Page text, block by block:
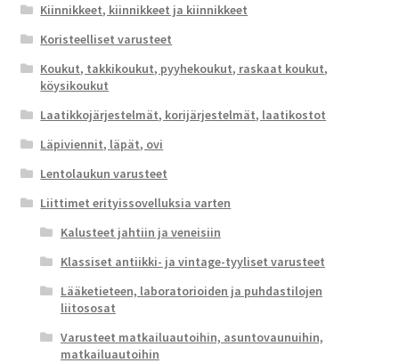
Kiinnikkeet, kiinnikkeet ja kiinnikkeet
Koristeelliset varusteet
Koukut, takkikoukut, pyyhekoukut, raskaat koukut,
köysikoukut
Laatikkojärjestelmät, korijärjestelmät, laatikostot
Läpiviennit, läpät, ovi
Lentolaukun varusteet
Liittimet erityissovelluksia varten
Kalusteet jahtiin ja veneisiin
Klassiset antiikki- ja vintage-tyyliset varusteet
Lääketieteen, laboratorioiden ja puhdastilojen
liitososat
Varusteet matkailuautoihin, asuntovaunuihin,
matkailuautoihin